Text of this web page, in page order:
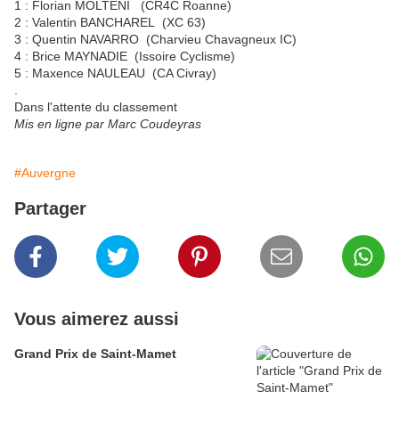
1 : Florian MOLTENI (CR4C Roanne)
2 : Valentin BANCHAREL (XC 63)
3 : Quentin NAVARRO (Charvieu Chavagneux IC)
4 : Brice MAYNADIE (Issoire Cyclisme)
5 : Maxence NAULEAU (CA Civray)
Dans l'attente du classement
Mis en ligne par Marc Coudeyras
#Auvergne
Partager
Vous aimerez aussi
Grand Prix de Saint-Mamet